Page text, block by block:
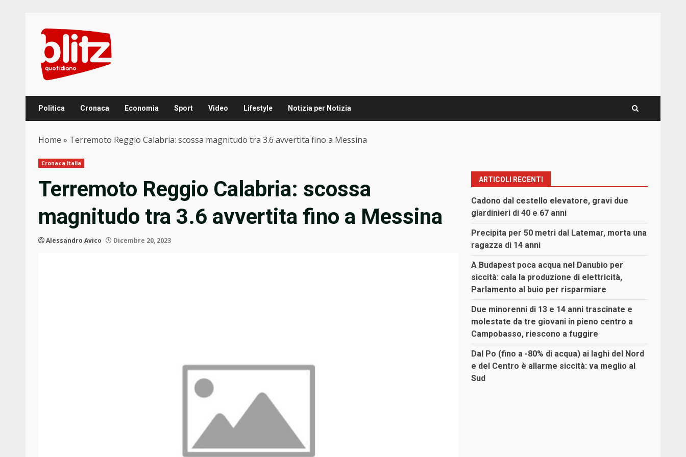
content
Politica Cronaca Economia Sport Video Lifestyle Notizia per Notizia
Home » Terremoto Reggio Calabria: scossa magnitudo tra 3.6 avvertita fino a Messina
Cronaca Italia
Terremoto Reggio Calabria: scossa
magnitudo tra 3.6 avvertita fino a Messina
Alessandro Avico Dicembre 20, 2023
ARTICOLI RECENTI
Cadono dal cestello elevatore, gravi due
giardinieri di 40 e 67 anni
Precipita per 50 metri dal Latemar, morta una
ragazza di 14 anni
A Budapest poca acqua nel Danubio per
siccità: cala la produzione di elettricità,
Parlamento al buio per risparmiare
Due minorenni di 13 e 14 anni trascinate e
molestate da tre giovani in pieno centro a
Campobasso, riescono a fuggire
Dal Po (fino a -80% di acqua) ai laghi del Nord
e del Centro è allarme siccità: va meglio al
Sud